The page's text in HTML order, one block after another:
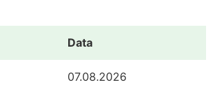
Data
07.08.2026